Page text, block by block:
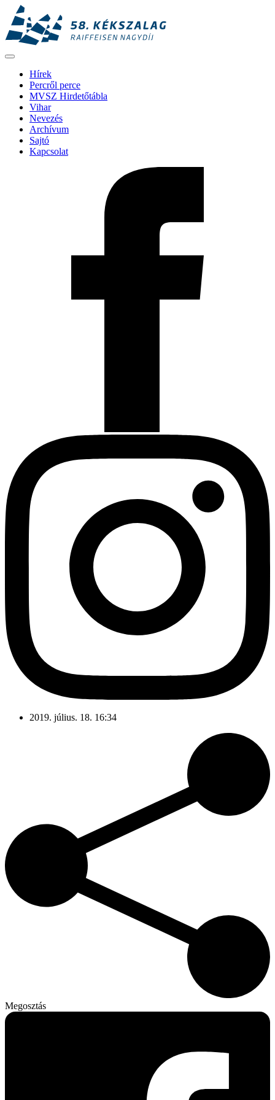
Hírek
Percről perce
MVSZ Hirdetőtábla
Vihar
Nevezés
Archívum
Sajtó
Kapcsolat
2019. július. 18. 16:34
Megosztás